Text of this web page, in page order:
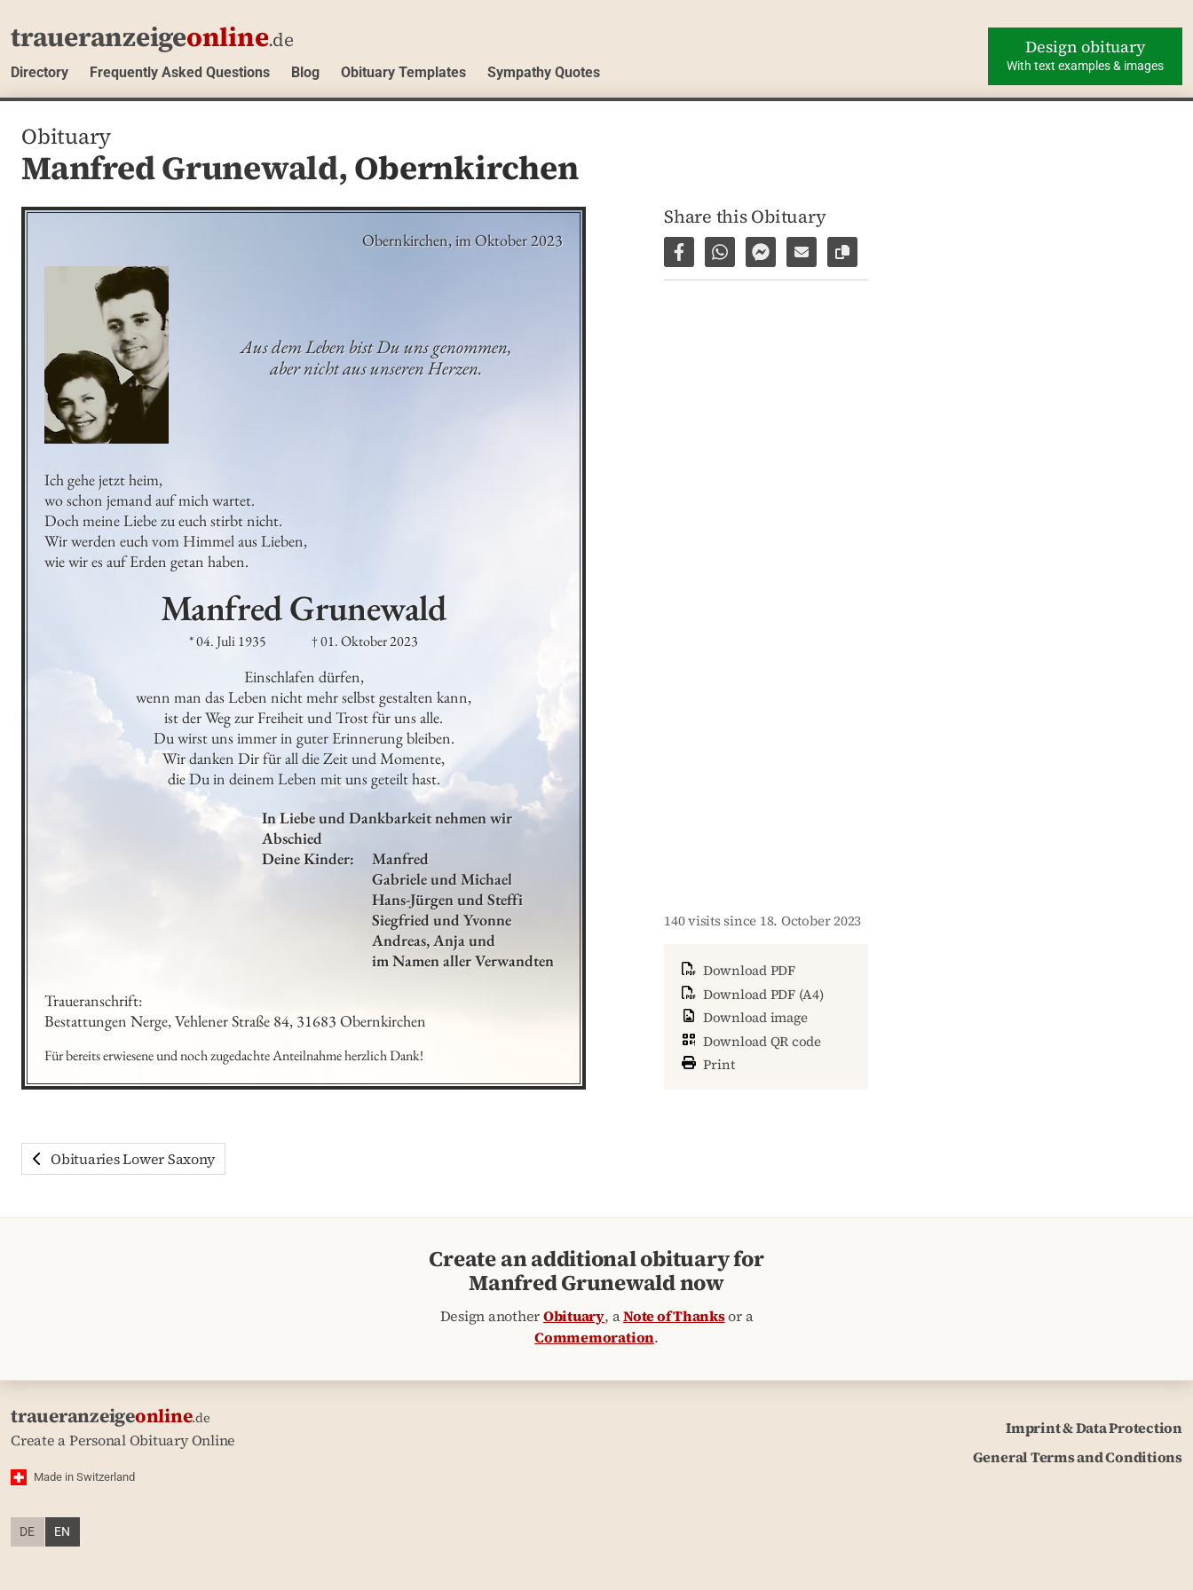
traueranzeigeonline.de
Directory Frequently Asked Questions Blog Obituary Templates Sympathy Quotes
Design obituary
With text examples & images
Obituary
Manfred Grunewald, Obernkirchen
Obernkirchen, im Oktober 2023
Aus dem Leben bist Du uns genommen,
aber nicht aus unseren Herzen.
Ich gehe jetzt heim,
wo schon jemand auf mich wartet.
Doch meine Liebe zu euch stirbt nicht.
Wir werden euch vom Himmel aus Lieben,
wie wir es auf Erden getan haben.
ManfredGrunewald
* 04. Juli 1935 † 01. Oktober 2023
Einschlafen dürfen,
wenn man das Leben nicht mehr selbst gestalten kann,
ist der Weg zur Freiheit und Trost für uns alle.
Du wirst uns immer in guter Erinnerung bleiben.
Wir danken Dir für all die Zeit und Momente,
die Du in deinem Leben mit uns geteilt hast.
In Liebe und Dankbarkeit nehmen wir
Abschied
Deine Kinder:     Manfred
                               Gabriele und Michael
                               Hans-Jürgen und Steffi
                               Siegfried und Yvonne
                               Andreas, Anja und
                               im Namen aller Verwandten
Traueranschrift:
Bestattungen Nerge, Vehlener Straße 84, 31683 Obernkirchen
Für bereits erwiesene und noch zugedachte Anteilnahme herzlich Dank!
Share this Obituary
Share on Facebook
Share via WhatsApp
Share via Facebook Messenger
Share via E-Mail
Copy link to page
140 visits since 18. October 2023
Download PDF
Download PDF (A4)
Download image
Download QR code
Print
Obituaries Lower Saxony
Create an additional obituary for
Manfred Grunewald now
Design anotherObituary, aNote of Thanksor a
Commemoration.
traueranzeigeonline.de
Create a Personal Obituary Online
Made in Switzerland
DE EN
Imprint & Data Protection
General Terms and Conditions